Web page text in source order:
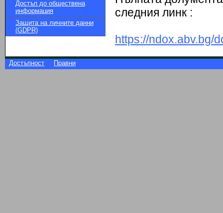
Достъп до обществена
информация
Защита на личните данни
(GDPR)
следния линк :
https://ndox.abv.bg/
Достъпност Правни